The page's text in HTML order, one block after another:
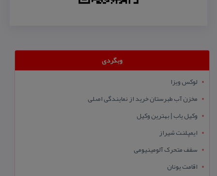
وبگردی
لوکس ویزا
مخزن آب طبرستان خرید از نمایندگی اصلی
وکیل یاب | بهترین وکیل
ایمپلنت شیراز
سقف متحرک آلومینیومی
اقامت یونان